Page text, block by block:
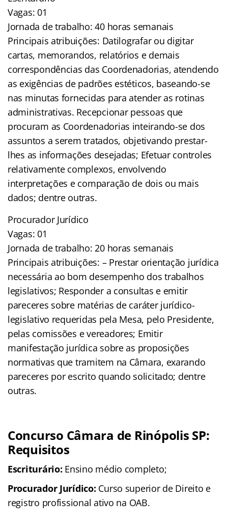
Vagas: 01
Jornada de trabalho: 40 horas semanais
Principais atribuições: Datilografar ou digitar
cartas, memorandos, relatórios e demais
correspondências das Coordenadorias, atendendo
as exigências de padrões estéticos, baseando-se
nas minutas fornecidas para atender as rotinas
administrativas. Recepcionar pessoas que
procuram as Coordenadorias inteirando-se dos
assuntos a serem tratados, objetivando prestar-
lhes as informações desejadas; Efetuar controles
relativamente complexos, envolvendo
interpretações e comparação de dois ou mais
dados; dentre outras.
Procurador Jurídico
Vagas: 01
Jornada de trabalho: 20 horas semanais
Principais atribuições: – Prestar orientação jurídica
necessária ao bom desempenho dos trabalhos
legislativos; Responder a consultas e emitir
pareceres sobre matérias de caráter jurídico-
legislativo requeridas pela Mesa, pelo Presidente,
pelas comissões e vereadores; Emitir
manifestação jurídica sobre as proposições
normativas que tramitem na Câmara, exarando
pareceres por escrito quando solicitado; dentre
outras.
Concurso Câmara de Rinópolis SP:
Requisitos
Escriturário: Ensino médio completo;
Procurador Jurídico: Curso superior de Direito e
registro profissional ativo na OAB.